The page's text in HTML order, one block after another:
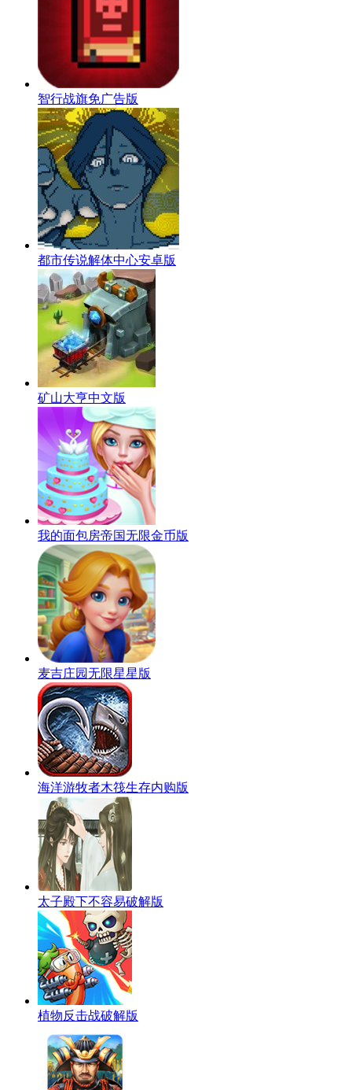
智行战旗免广告版
都市传说解体中心安卓版
矿山大亨中文版
我的面包房帝国无限金币版
麦吉庄园无限星星版
海洋游牧者木筏生存内购版
太子殿下不容易破解版
植物反击战破解版